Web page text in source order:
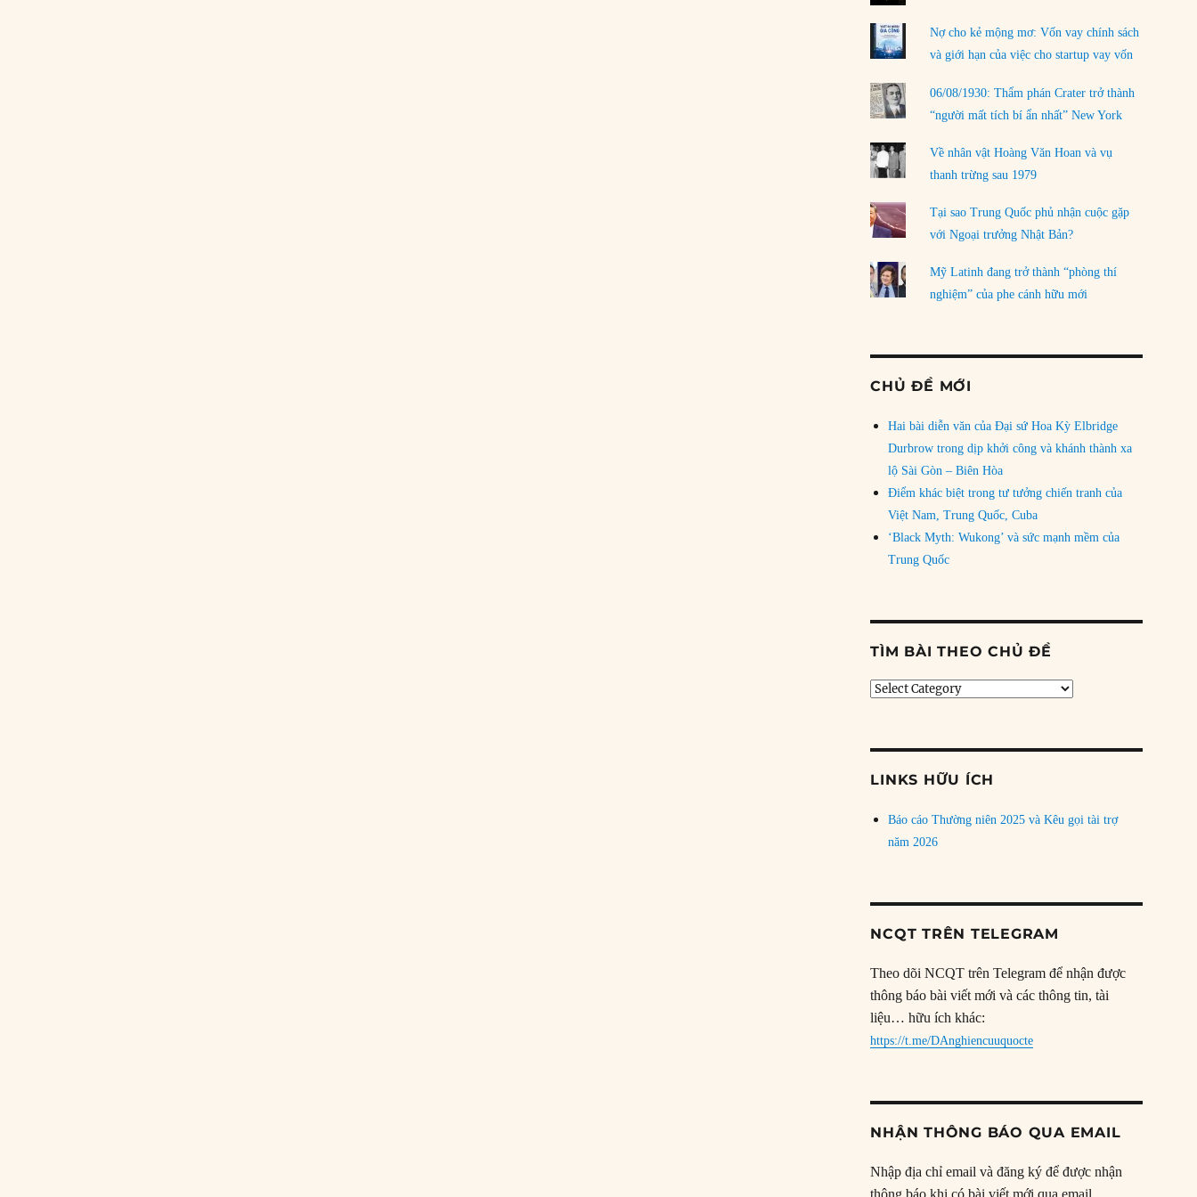
Nợ cho kẻ mộng mơ: Vốn vay chính sách
và giới hạn của việc cho startup vay vốn
06/08/1930: Thẩm phán Crater trở thành
“người mất tích bí ẩn nhất” New York
Về nhân vật Hoàng Văn Hoan và vụ
thanh trừng sau 1979
Tại sao Trung Quốc phủ nhận cuộc gặp
với Ngoại trưởng Nhật Bản?
Mỹ Latinh đang trở thành “phòng thí
nghiệm” của phe cánh hữu mới
CHỦ ĐỀ MỚI
Hai bài diễn văn của Đại sứ Hoa Kỳ Elbridge
Durbrow trong dịp khởi công và khánh thành xa
lộ Sài Gòn – Biên Hòa
Điểm khác biệt trong tư tưởng chiến tranh của
Việt Nam, Trung Quốc, Cuba
‘Black Myth: Wukong’ và sức mạnh mềm của
Trung Quốc
TÌM BÀI THEO CHỦ ĐỀ
Tìm
LINKS HỮU ÍCH
Báo cáo Thường niên 2025 và Kêu gọi tài trợ
năm 2026
NCQT TRÊN TELEGRAM
Theo dõi NCQT trên Telegram để nhận được
thông báo bài viết mới và các thông tin, tài
liệu… hữu ích khác:
https://t.me/DAnghiencuuquocte
NHẬN THÔNG BÁO QUA EMAIL
Nhập địa chỉ email và đăng ký để được nhận